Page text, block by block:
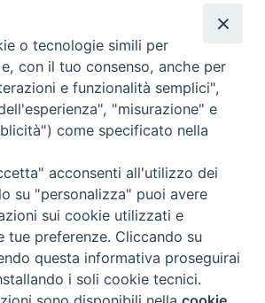
PER IL TUO AIUTO
per la Diocesi
Diocesi di Vittorio Veneto-Privacy
Policy
o tecnologie simili per
con il tuo consenso, anche per
e funzionalità semplici",
"misurazione" e
come specificato nella
acconsenti all'utilizzo dei
su "personalizza" puoi avere
sui cookie utilizzati e
tue preferenze. Cliccando su
questa informativa proseguirai
i soli cookie tecnici.